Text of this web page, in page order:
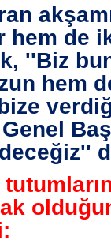
hem de
''Biz
hem
bize